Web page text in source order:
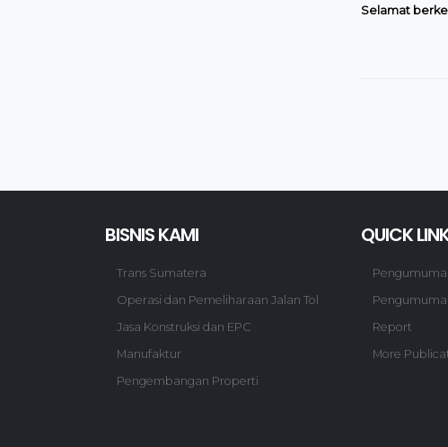
Selamat
BISNIS KAMI
Trans Sumatera
Operasi dan Pemeliharaan Jalan Tol
Jasa Konstruksi dan EPC
Manufaktur
Pengembangan Properti
QUICK
Report
More